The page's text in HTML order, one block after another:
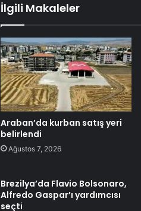
İlgili Makaleler
Araban’da kurban satış yeri
belirlendi
Ağustos 7, 2026
Brezilya’da Flavio Bolsonaro,
Alfredo Gaspar’ı yardımcısı
seçti